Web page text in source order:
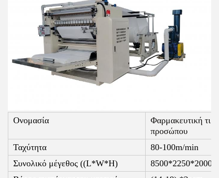
Ονομασία
Φαρμακευτική
προσώπου
Ταχύτητα
80-100m/min
Συνολικό μέγεθος ((L*W*H)
8500*2250*2000